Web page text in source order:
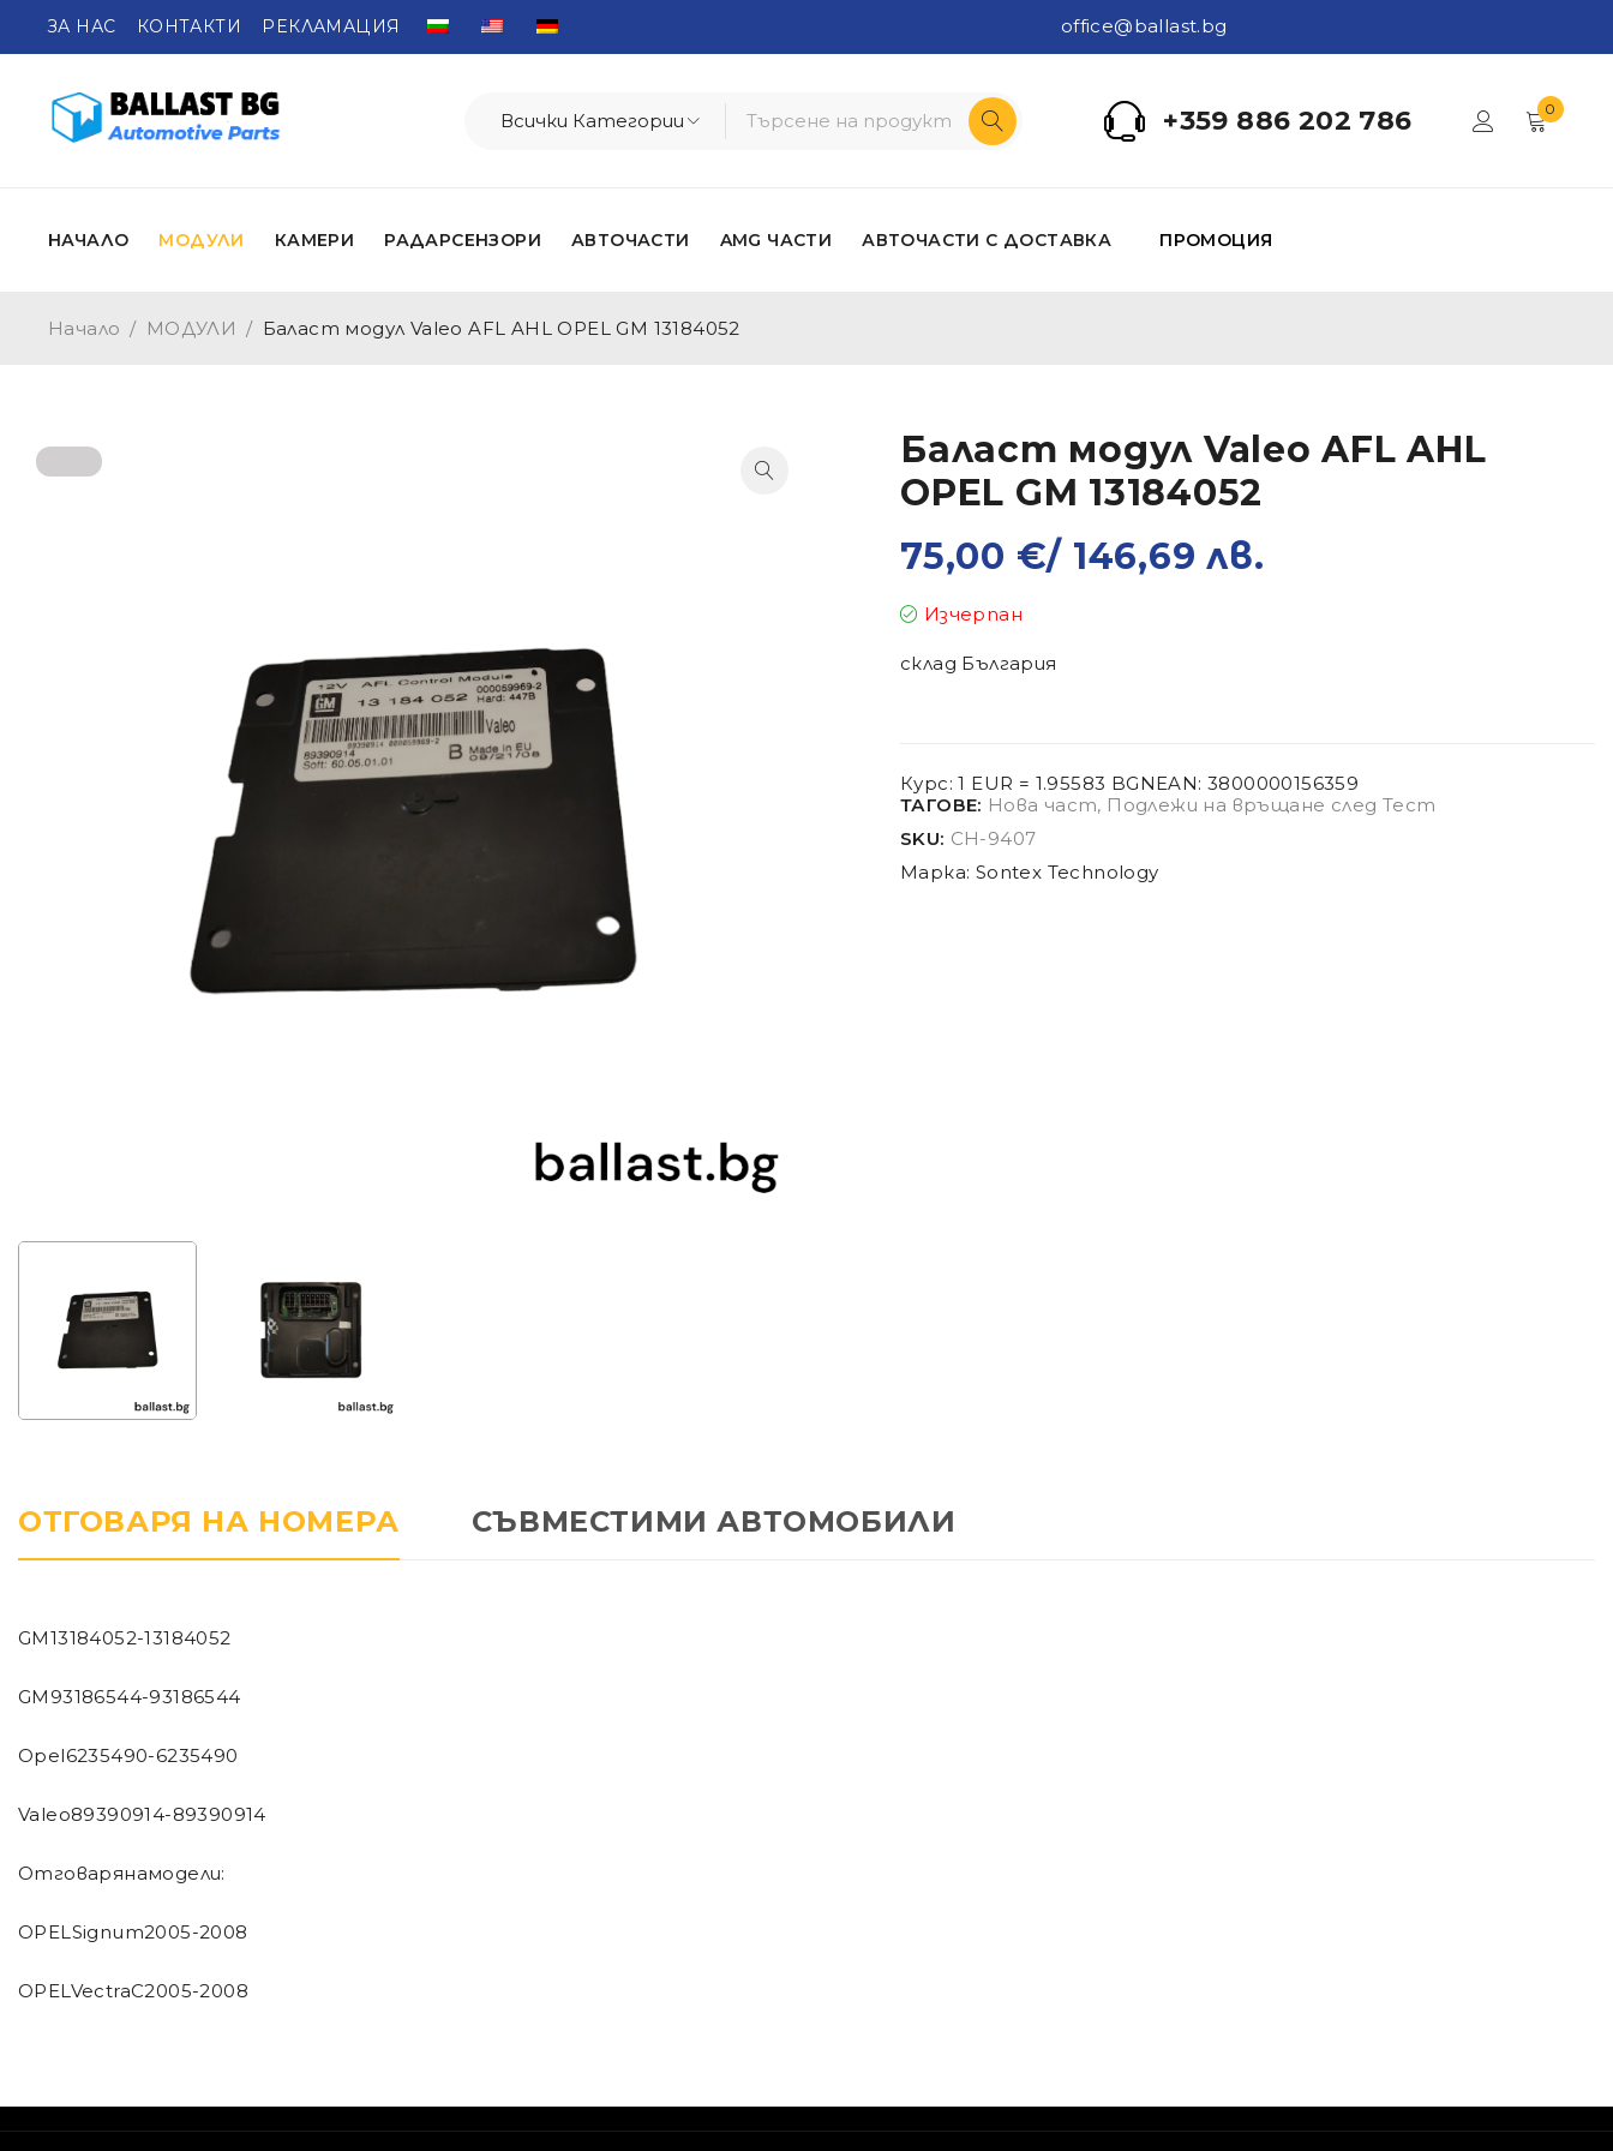
ЗА НАС КОНТАКТИ РЕКЛАМАЦИЯ office@ballast.bg
+359 886 202 786 0
НАЧАЛО МОДУЛИ КАМЕРИ РАДАРСЕНЗОРИ АВТОЧАСТИ AMG ЧАСТИ АВТОЧАСТИ С ДОСТАВКА ПРОМОЦИЯ
Начало / МОДУЛИ / Баласт модул Valeo AFL AHL OPEL GM 13184052
Баласт модул Valeo AFL AHL
OPEL GM 13184052
75,00 €/ 146,69 лв.
Изчерпан
склад България
Курс: 1 EUR = 1.95583 BGNEAN: 3800000156359
ТАГОВЕ: Нова част, Подлежи на връщане след Тест
SKU: CH-9407
Марка: Sontex Technology
ОТГОВАРЯ НА НОМЕРА СЪВМЕСТИМИ АВТОМОБИЛИ
GM13184052-13184052
GM93186544-93186544
Opel6235490-6235490
Valeo89390914-89390914
Отговарянамодели:
OPELSignum2005-2008
OPELVectraC2005-2008